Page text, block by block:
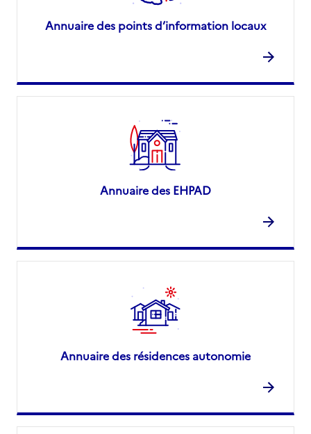
Annuaire des points d’information locaux
Annuaire des EHPAD
Annuaire des résidences autonomie